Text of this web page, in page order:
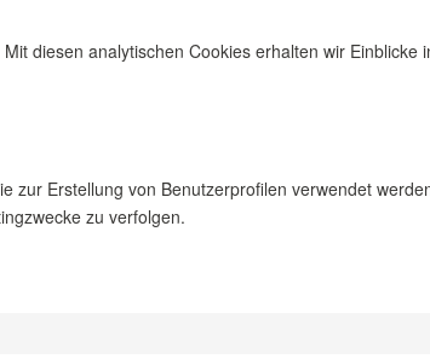
diesen analytischen Cookies erhalten wir Einblicke
Erstellung von Benutzerprofilen verwendet
zu verfolgen.